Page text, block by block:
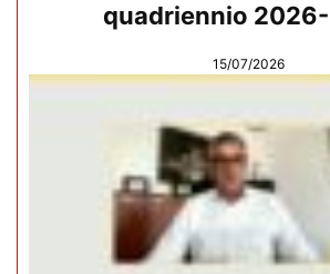
quadriennio
15/07/2026